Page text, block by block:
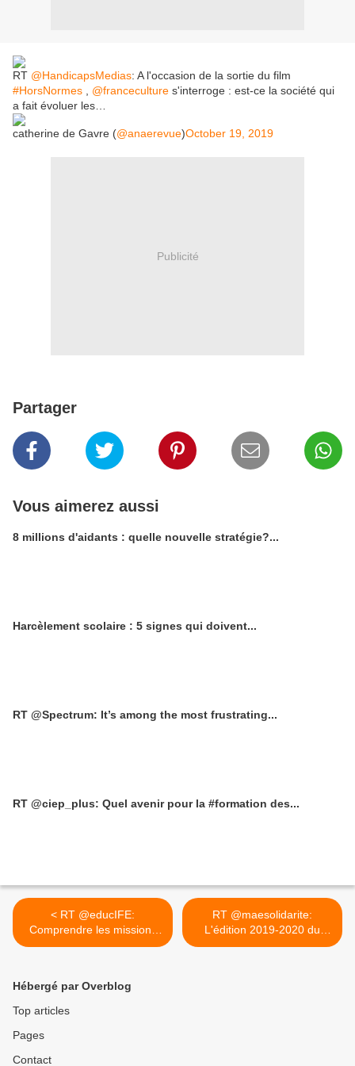
RT @HandicapsMedias: A l'occasion de la sortie du film
#HorsNormes
@franceculture s'interroge : est-ce la société qui
a fait évoluer les…
catherine de Gavre (@anaerevue)October 19, 2019
Publicité
Partager
Vous aimerez aussi
8 millions d'aidants : quelle nouvelle stratégie?...
Harcèlement scolaire : 5 signes qui doivent...
RT @Spectrum: It’s among the most frustrating...
RT @ciep_plus: Quel avenir pour la #formation des...
< RT @educIFE:
Comprendre les missions
d’une...
RT @maesolidarite:
L'édition 2019-2020 du
prix... >
Hébergé par Overblog
Top articles
Pages
Contact